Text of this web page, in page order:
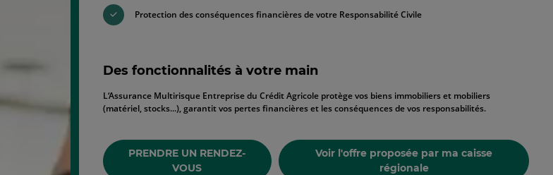
Protection des conséquences financières de votre Responsabilité Civile
Des fonctionnalités à votre main
L‘Assurance Multirisque Entreprise du Crédit Agricole protège vos biens immobiliers et mobiliers
(matériel, stocks...), garantit vos pertes financières et les conséquences de vos responsabilités.
PRENDRE UN RENDEZ-
VOUS
Voir l'offre proposée par ma caisse
régionale